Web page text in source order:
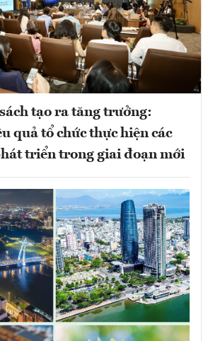
tạo ra tăng trưởng:
quả tổ chức thực hiện các
triển trong giai đoạn mới